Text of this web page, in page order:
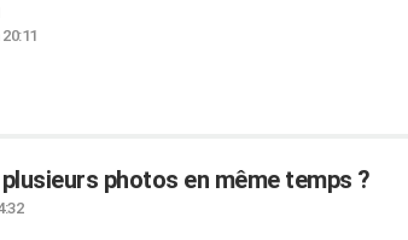
photos en même temps ?